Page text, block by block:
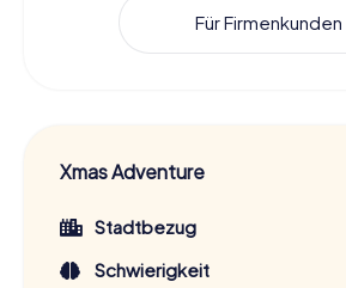
Für Firmenkunden
Xmas Adventure
Stadtbezug
Schwierigkeit